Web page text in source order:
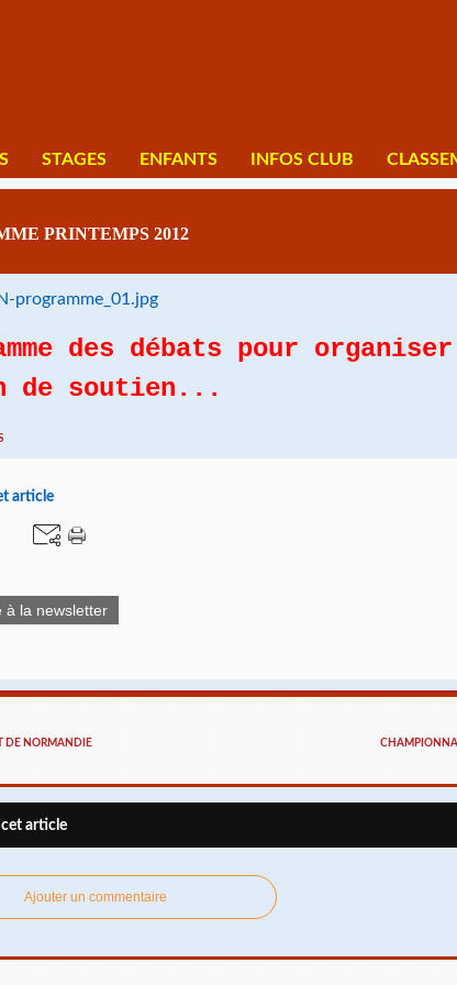
STAGES ENFANTS INFOS CLUB
PRINTEMPS 2012
des débats pour
de soutien...
article
à la newsletter
DE NORMANDIE
article
Ajouter un commentaire